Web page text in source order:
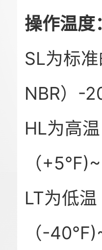
操作温度
SL为标
NBR）
HL为高
（
LT为低
（-